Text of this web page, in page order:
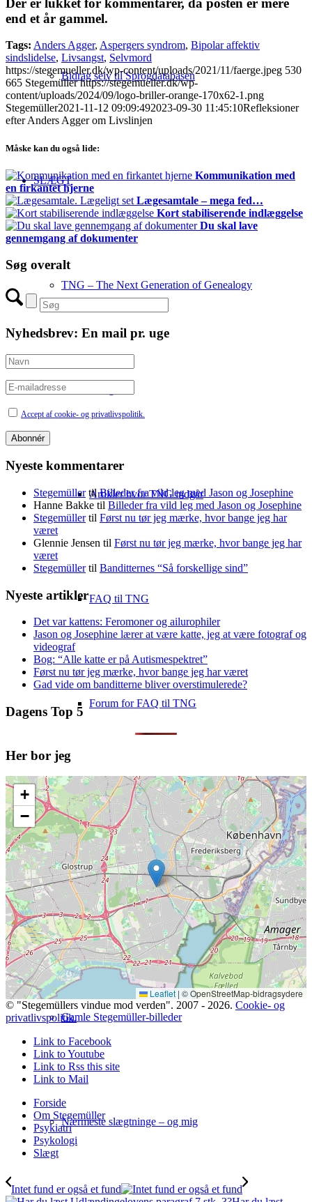
Bidrag selv til Sprogdatabasen
SLÆGT
TNG – The Next Generation of Genealogy
Sitebuilding
Artikler hvor TNG indgår
FAQ til TNG
Forum for FAQ til TNG
TNG-support
Database med TNG (tre sprog)
Gamle Stegemüller-billeder
Nærmeste slægtninge – og mig
end et år gammel.
Tags: Anders Agger, Aspergers syndrom, Bipolar affektiv
sindslidelse, Livsangst, Selvmord
https://stegemueller.dk/wp-content/uploads/2021/11/faerge.jpeg 530
665 Stegemüller https://stegemueller.dk/wp-
content/uploads/2024/09/logo-briller-orange-170x62-1.png
Stegemüller2021-11-12 09:09:492023-09-30 11:45:10Refleksioner
efter Anders Agger om Livslinjen
Måske kan du også lide:
Kommunikation med
en firkantet hjerne
Lægesamtale – mega fed…
Kort stabiliserende indlæggelse
Du skal lave
gennemgang af dokumenter
Søg overalt
Nyhedsbrev: En mail pr. uge
Accept af cookie- og privatlivspolitik.
Nyeste kommentarer
StegemüllertilBilleder fra vild leg med Jason og Josephine
Hanne Bakke til Billeder fra vild leg med Jason og Josephine
Stegemüllertil Først nu tør jeg mærke, hvor bange jeg har
været
Glennie Jensen til Først nu tør jeg mærke, hvor bange jeg har
været
Stegemüllertil Banditternes “Så forskellige sind”
Nyeste artikler
Det var kattens: Feromoner og ailurophiler
Jason og Josephine lærer at være katte, jeg at være fotograf og
videograf
Bog: “Alle katte er på Autismespektret”
Først nu tør jeg mærke, hvor bange jeg har været
Gad vide om banditterne bliver overstimulerede?
Dagens Top 5
Her bor jeg
+
−
Leaflet | © OpenStreetMap-bidragsydere
© "Stegemüllers vindue mod verden". 2007 - 2026. Cookie- og
privatlivspolitik.
Link to Facebook
Link to Youtube
Link to Rss this site
Link to Mail
Forside
Om Stegemüller
Psykiatri
Psykologi
Slægt
Intet fund er også et fund